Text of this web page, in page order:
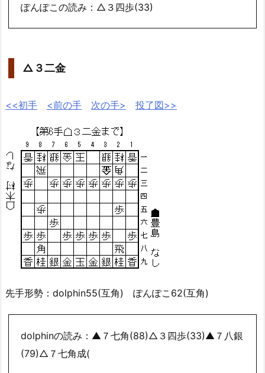
ぽんぽこの読み：△３四歩(33)
△３二金
<<初手 <前の手 次の手> 投了図>>
先手形勢：dolphin55(互角) ぽんぽこ62(互角)
dolphinの読み：▲７七角(88)△３四歩(33)▲７八銀
(79)△７七角成(